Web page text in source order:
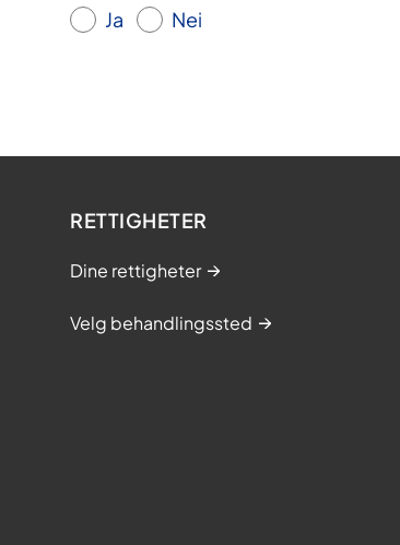
Ja Nei
RETTIGHETER
Dine rettigheter
Velg behandlingssted